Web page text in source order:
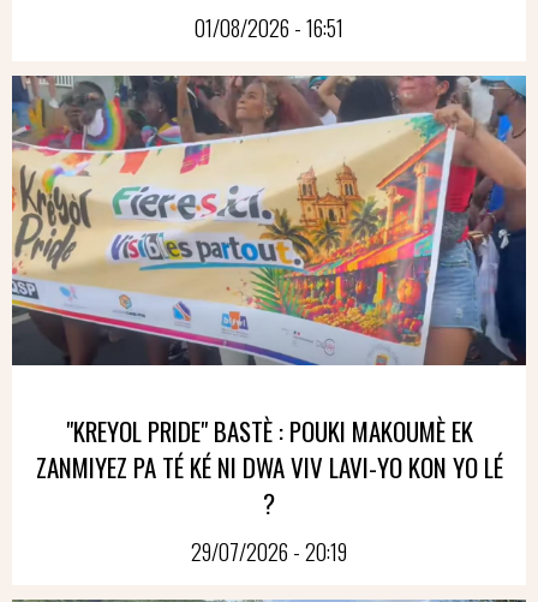
01/08/2026 - 16:51
"KREYOL PRIDE" BASTÈ : POUKI MAKOUMÈ EK
ZANMIYEZ PA TÉ KÉ NI DWA VIV LAVI-YO KON YO LÉ
?
29/07/2026 - 20:19